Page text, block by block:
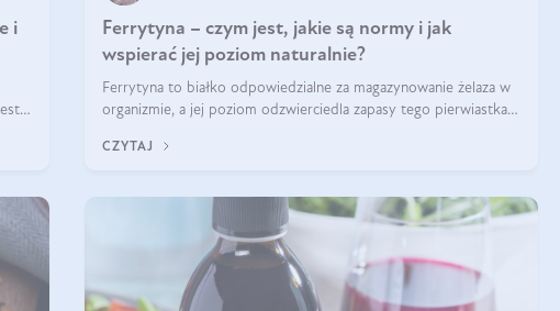
i
Ferrytyna – czym jest, jakie są normy i jak
wspierać jej poziom naturalnie?
Ferrytyna to białko odpowiedzialne za magazynowanie żelaza w
organizmie, a jej poziom odzwierciedla zapasy tego pierwiastka.
ferrytyny daje objawy, które mogą utrudniać codzienne
CZYTAJ